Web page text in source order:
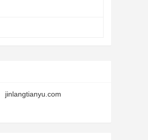
jinlangtianyu.com